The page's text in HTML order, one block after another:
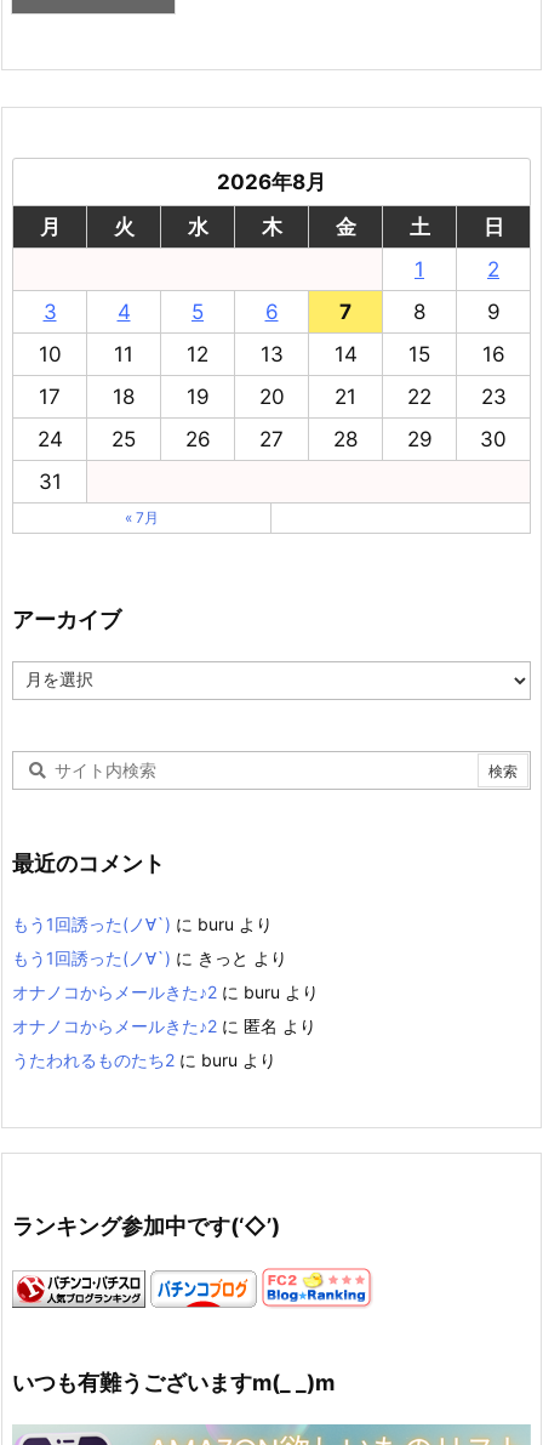
2026年8月
月
火 水 木 金 土
日
1
2
3
4 5 6 7 8
9
10
11 12 13 14 15
16
17
18 19 20 21 22
23
24
25 26 27 28 29
30
31
« 7月
アーカイブ
ー
最近のコメント
もう1回誘った(ノ∀`) に buru より
もう1回誘った(ノ∀`) に きっと より
オナノコからメールきた♪2 に buru より
オナノコからメールきた♪2 に 匿名 より
うたわれるものたち2 に buru より
ランキング参加中です(‘◇’)ゞ
いつも有難うございますm(_ _)m